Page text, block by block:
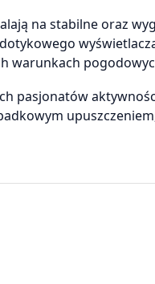
na stabilne oraz
warunkach
pasjonatów